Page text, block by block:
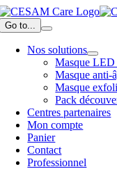
Passer
au
contenu
Go to...
Nos solutions
Masque
Masque anti-
Masque
Pack
Centres partenaires
Mon compte
Panier
Contact
Professionnel